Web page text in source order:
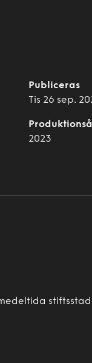
Publiceras
Tis 26 sep.
2023